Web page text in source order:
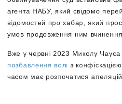
агента НАБУ, який свідомо
відомостей про хабар, який
умов продовження ним вчинення
Вже у червні 2023 Миколу Чауса
позбавлення волі з
часом має розпочатися